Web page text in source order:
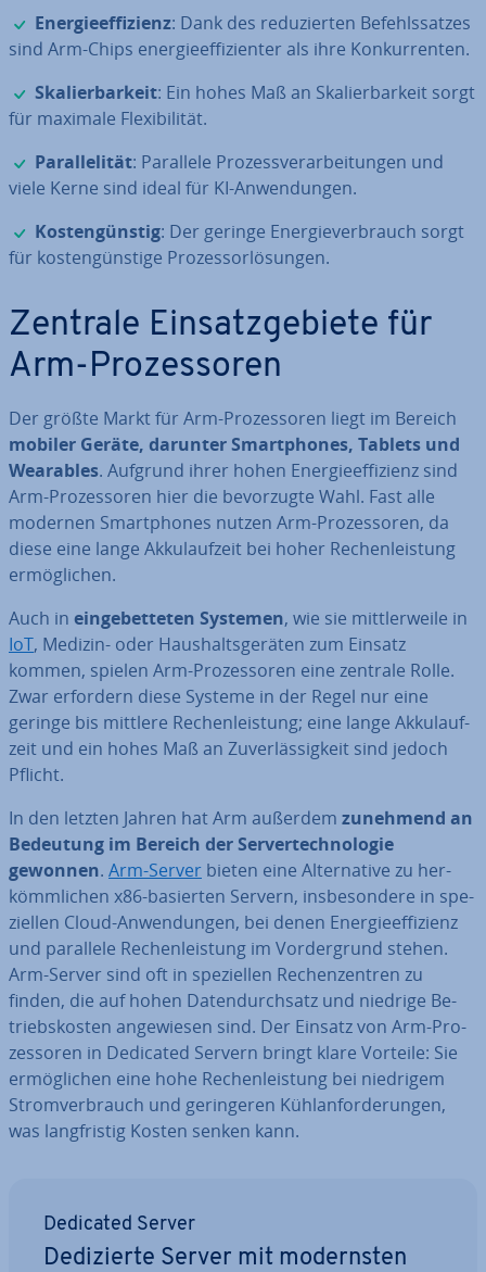
✓
En­er­gie­ef­fi­zi­enz: Dank des re­du­zier­ten Be­fehls­sat­zes
sind Arm-Chips en­er­gie­ef­fi­zi­en­ter als ihre Kon­kur­ren­ten.
✓
Ska­lier­bar­keit: Ein hohes Maß an Ska­lier­bar­keit sorgt
für maximale Fle­xi­bi­li­tät.
✓
Par­al­le­li­tät: Parallele Pro­zess­ver­ar­bei­tun­gen und
viele Kerne sind ideal für KI-An­wen­dun­gen.
✓
Kos­ten­güns­tig: Der geringe En­er­gie­ver­brauch sorgt
für kos­ten­güns­ti­ge Pro­zes­sor­lö­sun­gen.
Zentrale Ein­satz­ge­bie­te für
Arm-Pro­zes­so­ren
Der größte Markt für Arm-Pro­zes­so­ren liegt im Bereich
mobiler Geräte, darunter Smart­phones, Tablets und
Wearables. Aufgrund ihrer hohen En­er­gie­ef­fi­zi­enz sind
Arm-Pro­zes­so­ren hier die be­vor­zug­te Wahl. Fast alle
modernen Smart­phones nutzen Arm-Pro­zes­so­ren, da
diese eine lange Ak­ku­lauf­zeit bei hoher Re­chen­leis­tung
er­mög­li­chen.
Auch in ein­ge­bet­te­ten Systemen, wie sie mitt­ler­wei­le in
IoT, Medizin- oder Haus­halts­ge­rä­ten zum Einsatz
kommen, spielen Arm-Pro­zes­so­ren eine zentrale Rolle.
Zwar erfordern diese Systeme in der Regel nur eine
geringe bis mittlere Re­chen­leis­tung; eine lange Ak­ku­lauf­
zeit und ein hohes Maß an Zu­ver­läs­sig­keit sind jedoch
Pflicht.
In den letzten Jahren hat Arm außerdem zunehmend an
Bedeutung im Bereich der Ser­ver­tech­no­lo­gie
gewonnen. Arm-Server bieten eine Al­ter­na­ti­ve zu her­
kömm­li­chen x86-basierten Servern, ins­be­son­de­re in spe­
zi­el­len Cloud-An­wen­dun­gen, bei denen En­er­gie­ef­fi­zi­enz
und parallele Re­chen­leis­tung im Vor­der­grund stehen.
Arm-Server sind oft in spe­zi­el­len Re­chen­zen­tren zu
finden, die auf hohen Da­ten­durch­satz und niedrige Be­
triebs­kos­ten an­ge­wie­sen sind. Der Einsatz von Arm-Pro­
zes­so­ren in Dedicated Servern bringt klare Vorteile: Sie
er­mög­li­chen eine hohe Re­chen­leis­tung bei niedrigem
Strom­ver­brauch und ge­rin­ge­ren Kühl­an­for­de­run­gen,
was lang­fris­tig Kosten senken kann.
Dedicated Server
De­di­zier­te Server mit mo­derns­ten